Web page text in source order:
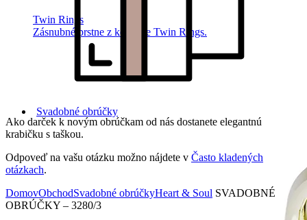
Twin Rings
Zásnubné prstne z kolekcie Twin Rings.
Svadobné obrúčky
Ako darček k novým obrúčkam od nás dostanete elegantnú
krabičku s taškou.
Odpoveď na vašu otázku možno nájdete v Často kladených
otázkach.
DomovObchodSvadobné obrúčkyHeart & Soul SVADOBNÉ
OBRÚČKY – 3280/3